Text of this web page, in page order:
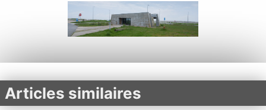
Articles similaires